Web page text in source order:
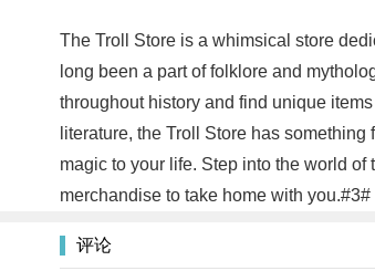
The Troll Store is a whimsical store
long been a part of folklore and
throughout history and find unique
literature, the Troll Store has
magic to your life. Step into the world
merchandise to take home with you.#3#
评论